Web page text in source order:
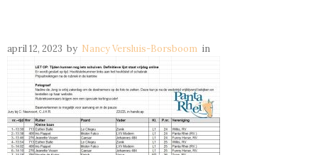
april 12, 2023 by Nancy Versluis-Borsboom in